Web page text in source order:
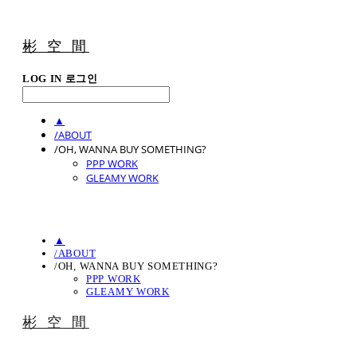
彬 空 間
LOG IN 로그인
▲
/ABOUT
/OH, WANNA BUY SOMETHING?
PPP WORK
GLEAMY WORK
▲
/ABOUT
/OH, WANNA BUY SOMETHING?
PPP WORK
GLEAMY WORK
彬 空 間